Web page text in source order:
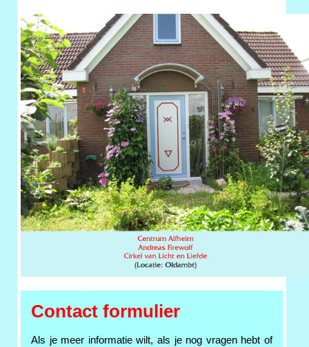
Contact formulier
Als je meer informatie wilt, als je nog vragen hebt of